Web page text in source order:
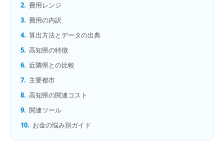
2. 費用レンジ
3. 費用の内訳
4. 算出方法とデータの出典
5. 高知県の特徴
6. 近隣県との比較
7. 主要都市
8. 高知県の関連コスト
9. 関連ツール
10. お金の悩み別ガイド